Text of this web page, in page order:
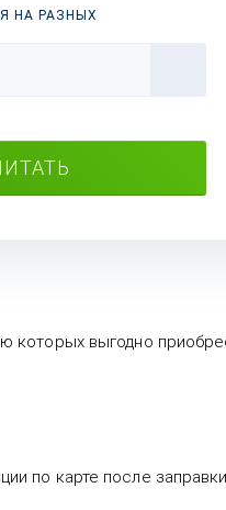
НА РАЗНЫХ
выгодно
по карте после